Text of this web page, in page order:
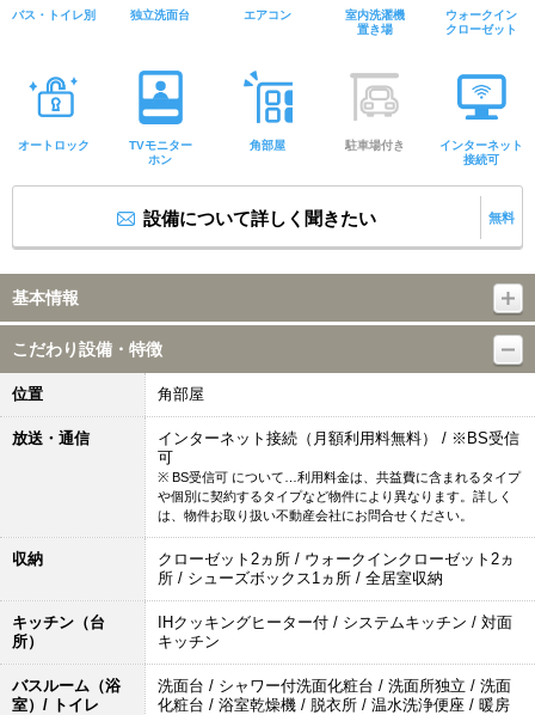
バス・トイレ別 独立洗面台 エアコン
室内洗濯機
置き場
ウォークイン
クローゼット
オートロック
TVモニター
ホン
角部屋 駐車場付き
インターネット
接続可
設備について詳しく聞きたい 無料
基本情報
こだわり設備・特徴
位置 角部屋
放送・通信
インターネット接続（月額利用料無料） / ※BS受信
可
※ BS受信可 について…利用料金は、共益費に含まれるタイプ
や個別に契約するタイプなど物件により異なります。詳しく
は、物件お取り扱い不動産会社にお問合せください。
収納
クローゼット2ヵ所 / ウォークインクローゼット2ヵ
所 / シューズボックス1ヵ所 / 全居室収納
キッチン（台
所）
IHクッキングヒーター付 / システムキッチン / 対面
キッチン
バスルーム（浴
室）/ トイレ
洗面台 / シャワー付洗面化粧台 / 洗面所独立 / 洗面
化粧台 / 浴室乾燥機 / 脱衣所 / 温水洗浄便座 / 暖房